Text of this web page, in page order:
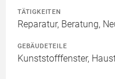
TÄTIGKEITEN
Reparatur, Beratung,
GEBÄUDETEILE
Kunststofffenster,